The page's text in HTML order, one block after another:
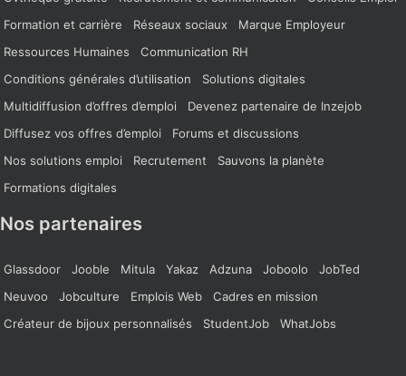
Formation et carrière
Réseaux sociaux
Marque Employeur
Ressources Humaines
Communication RH
Conditions générales d’utilisation
Solutions digitales
Multidiffusion d’offres d’emploi
Devenez partenaire de Inzejob
Diffusez vos offres d’emploi
Forums et discussions
Nos solutions emploi
Recrutement
Sauvons la planète
Formations digitales
Nos partenaires
Glassdoor Jooble Mitula Yakaz Adzuna Joboolo
JobTed
Neuvoo
Jobculture Emplois Web
Cadres en mission
Créateur de bijoux personnalisés
StudentJob WhatJobs